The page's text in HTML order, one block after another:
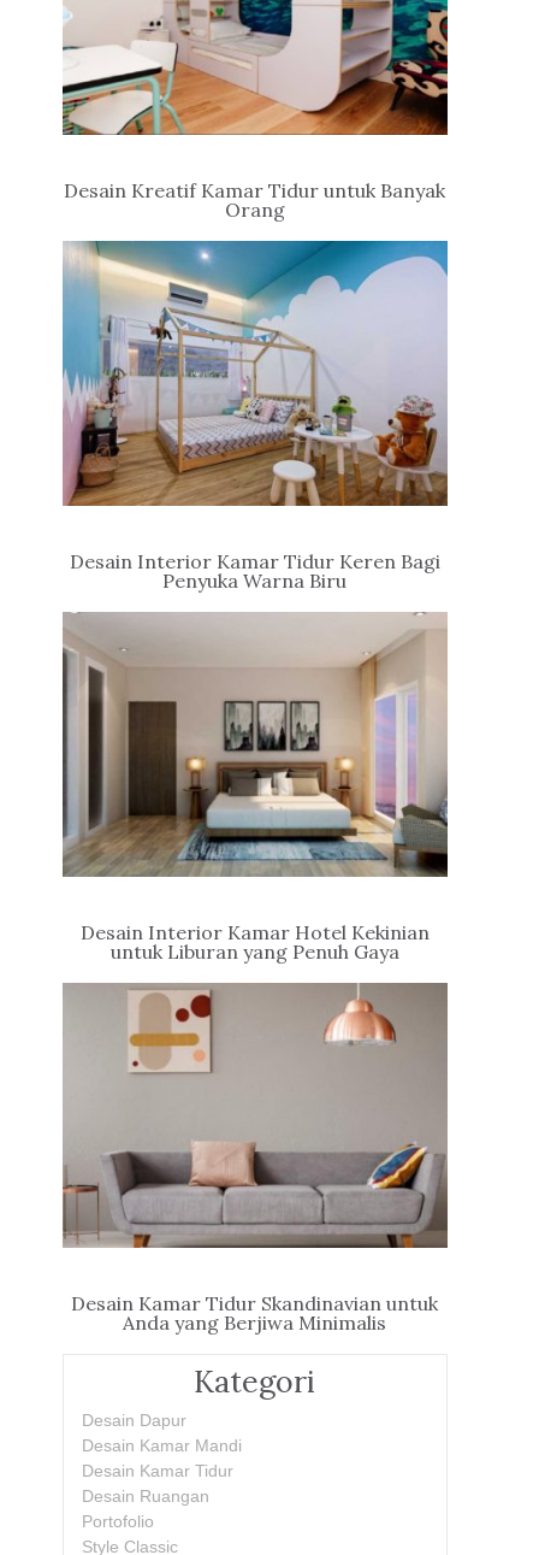
Desain Kreatif Kamar Tidur untuk Banyak
Orang
Desain Interior Kamar Tidur Keren Bagi
Penyuka Warna Biru
Desain Interior Kamar Hotel Kekinian
untuk Liburan yang Penuh Gaya
Desain Kamar Tidur Skandinavian untuk
Anda yang Berjiwa Minimalis
Kategori
Desain Dapur
Desain Kamar Mandi
Desain Kamar Tidur
Desain Ruangan
Portofolio
Style Classic